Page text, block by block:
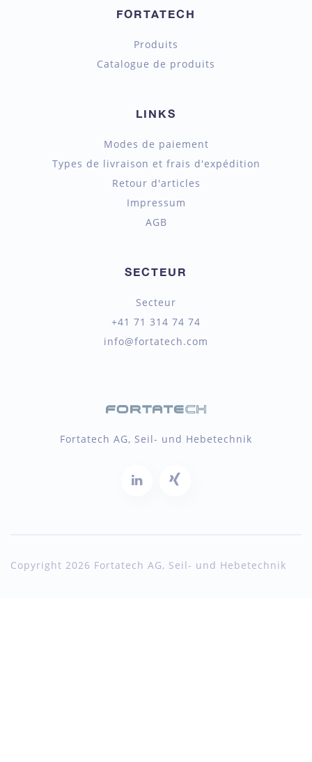
FORTATECH
Produits
Catalogue de produits
LINKS
Modes de paiement
Types de livraison et frais d'expédition
Retour d'articles
Impressum
AGB
SECTEUR
Secteur
+41 71 314 74 74
info@fortatech.com
Fortatech AG, Seil- und Hebetechnik
Copyright 2026 Fortatech AG, Seil- und Hebetechnik